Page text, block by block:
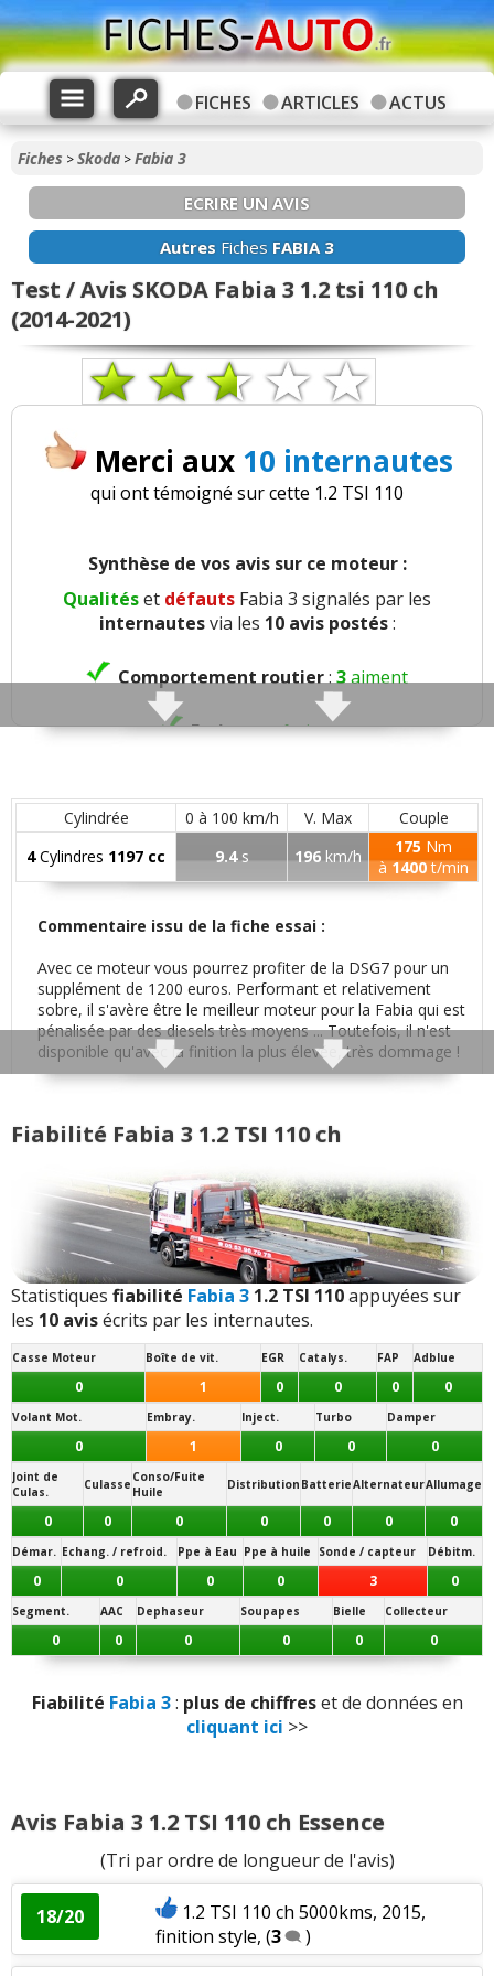
FICHES ARTICLES ACTUS
Fiches >Skoda >Fabia 3
ECRIRE UN AVIS
Autres Fiches FABIA 3
Test / Avis SKODA Fabia 3 1.2 tsi 110 ch
(2014-2021)
Merci aux 10 internautes
qui ont témoigné sur cette 1.2 TSI 110
Synthèse de vos avis sur ce moteur :
Qualitéset défauts Fabia 3 signalés par les
internautesvia les 10 avis postés:
Comportement routier:3aiment
Freinage:1aime
Poids:1aime
Confort global:3aiment1n'aime pas
Insonorisation et bruit perçu:3aiment1
n'aime pas
Bruit d'air:1aime
Finition / qualité des plastiques
Sensibilité plastique:1n'aime pas
Présentation intérieure:1aime
Qualité son/autoradio
Habitabilité:1aime
Volume de coffre:3aiment
Puissance moteur et relances:2aiment 1
n'aime pas
Couple moteur:1n'aime pas
Consommation :4aiment n'aime pas
Autonomie:1aime
Boîte de vitesses (agrément, longueur des
Style :3aiment
Equipement:2 aiment1n'aime pas
Poids:2aiment
Cylindrée 0 à 100 km/h V. Max
Couple
4Cylindres 1197 cc 9.4s 196 km/h 175 Nm
à1400t/min
Commentaire issu de la fiche essai :
Avec ce moteur vous pourrez profiter de la DSG7 pour un
supplément de 1200 euros. Performant et relativement
sobre, il s'avère être le meilleur moteur pour la Fabia qui est
pénalisée par des diesels très moyens ... Toutefois, il n'est
disponible qu'avec la finition la plus élevée, très dommage !
Poids moyen (dépend des équipements):
Motricité :
Typé sous-vireur : surpoids à l'avant)
Transmission(s) disponibles(s) :
Automatique7 vitesses
- (boîte robotisée à double embrayage DSG / S-Tronic)
Mécanique6 vitesses
Jantes disponibles de série :
15 pouces
- (185/60 R 15:Conso réduite)
16 pouces
- (
Roulis maitrisé
Jantes exposées aux
trottoirs / Confort dégradé
Note des internautes :
17.5/20
Panne la plus signalée :
boîte de vitesses
Fiabilité Fabia 3 1.2 TSI 110 ch
Statistiques fiabilité Fabia 3 1.2 TSI 110appuyées sur
les 10 avisécrits par les internautes.
Casse Moteur Boîte de vit. EGR Catalys. FAP Adblue
0 1 0 0 0 0
Volant Mot. Embray. Inject. Turbo Damper
0 1 0 0 0
Joint de
Culas.
Culasse Conso/Fuite
Huile
Distribution BatterieAlternateurAllumage
0 0 0 0 0 0 0
Démar. Echang. / refroid. Ppe à Eau Ppe à huile Sonde / capteur Débitm.
0 0 0 0 3 0
Segment. AAC Dephaseur Soupapes Bielle Collecteur
0 0 0 0 0 0
Fiabilité Fabia 3: plus de chiffreset de données en
cliquant ici >>
Avis Fabia 3 1.2 TSI 110 ch Essence
(Tri par ordre de longueur de l'avis)
18/20
1.2 TSI 110 ch 5000kms, 2015,
finition style, (3 )